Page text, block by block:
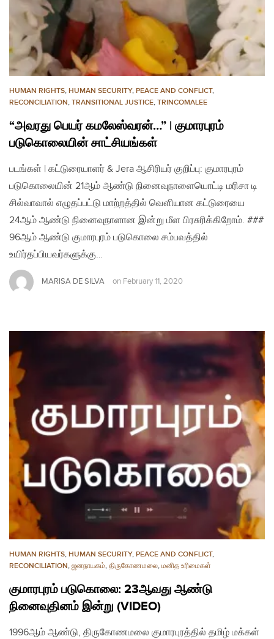
HUMAN RIGHTS, HUMAN SECURITY, PEACE AND CONFLICT,
RECONCILIATION, TRANSITIONAL JUSTICE, TRINCOMALEE
“அவரது பெயர் கமலேஸ்வரன்…” | குமாரபுரம்
படுகொலையின் சாட்சியங்கள்
படங்கள் | கட்டுரையாளர் & Jera ஆசிரியர் குறிப்பு: குமாரபுரம்
படுகொலையின் 21ஆம் ஆண்டு நினைவுநாளையொட்டி மரிசா டி
சில்வாவால் எழுதப்பட்டு மாற்றத்தில் வௌியான கட்டுரையை
24ஆம் ஆண்டு நினைவுநாளான இன்று மீள பிரசுரிக்கிறோம். ###
96ஆம் ஆண்டு குமாரபுரம் படுகொலை சம்பவத்தில்
உயிர்தப்பியவர்களுக்கு…
MARISA DE SILVA on February 11, 2020
HUMAN RIGHTS, HUMAN SECURITY, PEACE AND CONFLICT,
RECONCILIATION, ஜனநாயகம், திருகோணமலை, மனித உரிமைகள்
குமாரபுரம் படுகொலை: 23ஆவது ஆண்டு
நினைவுதினம் இன்று (VIDEO)
1996ஆம் ஆண்டு, திருகோணமலை குமாரபுரத்தில் தமிழ் மக்கள்